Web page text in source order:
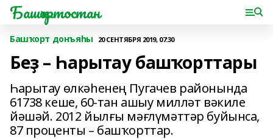
Башҡортостан
Башҡорт донъяһы 20 СЕНТЯБРЯ 2019, 07:30
Беҙ – Һарытау башҡорттары
Һарытау өлкәһенең Пугачев ра­йонында
61738 кеше, 60-тан ашыу милләт вәкиле
йәшәй. 2012 йылғы мәғлүмәттәр буйынса,
87 проценты – башҡорттар.